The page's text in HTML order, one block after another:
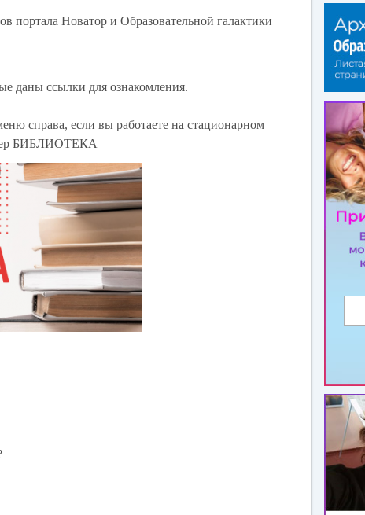
Новатор и Образовательной галактики
даны ссылки для ознакомления.
справа, если вы работаете на стационарном
БИБЛИОТЕКА